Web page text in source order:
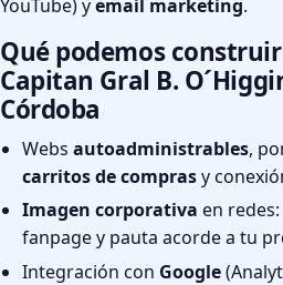
YouTube) yemail marketing.
Qué podemos
Capitan Gral B.
Córdoba
Webs autoadministrables,
carritos de comprasy
Imagen corporativa en
fanpage y pauta acorde a tu
Integración con Google